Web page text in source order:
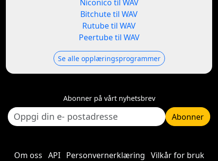
Niconico til WAV
Bitchute til WAV
Rutube til WAV
Peertube til WAV
Se alle opplæringsprogrammer
Abonner på vårt nyhetsbrev
Abonner
Om oss API Personvernerklæring Vilkår for bruk